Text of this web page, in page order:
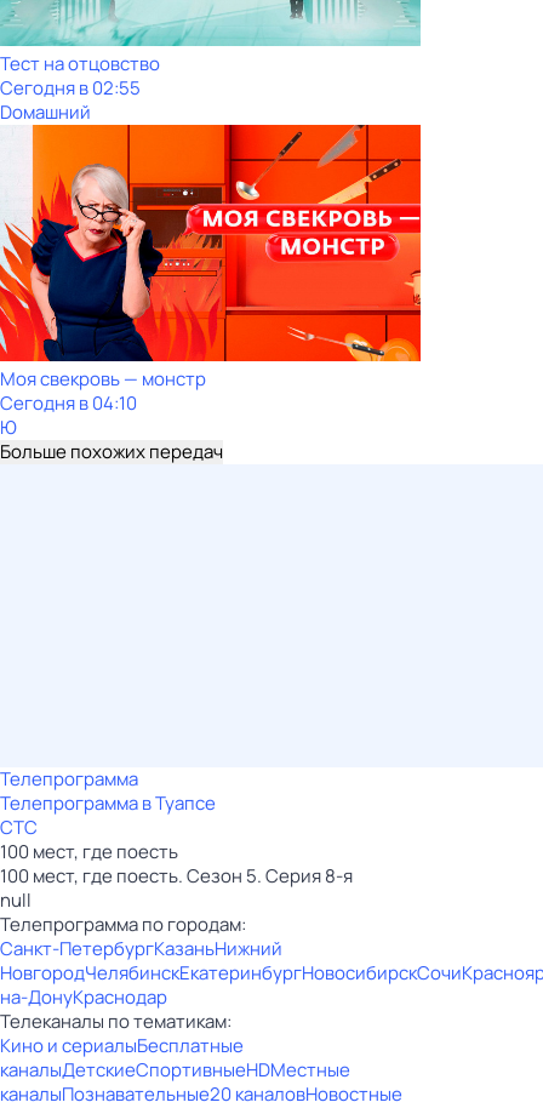
Тест нa отцовствo
Сегодня в 02:55
Dомашний
Моя свекровь — монстр
Сегодня в 04:10
Ю
Больше похожих передач
Телепрограмма
Телепрограмма в Туапсе
СТС
100 мест, где поесть
100 мест, где поесть. Сезон 5. Серия 8-я
null
Телепрограмма по городам:
Санкт-ПетербургКазаньНижний
НовгородЧелябинскЕкатеринбургНовосибирскСочи
на-ДонуКраснодар
Телеканалы по тематикам:
Кино и сериалыБесплатные
каналыДетскиеСпортивныеHDМестные
каналыПознавательные20 каналовНовостные